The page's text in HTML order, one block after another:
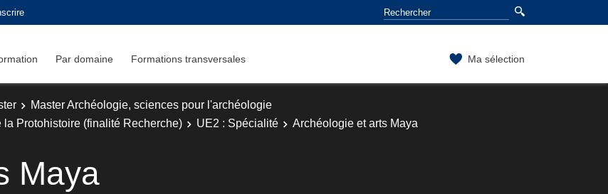
Par domaine Formations transversales Ma sélection
Master Archéologie, sciences pour l'archéologie
Protohistoire (finalité Recherche)
UE2 : Spécialité Archéologie et arts Maya
Maya